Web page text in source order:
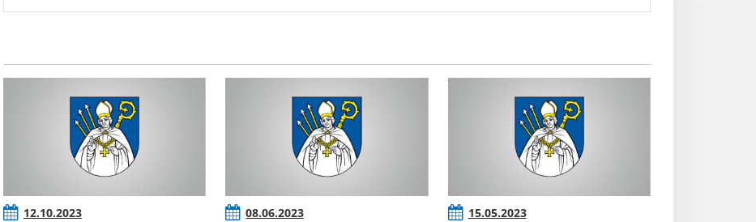
12.10.2023 08.06.2023 15.05.2023